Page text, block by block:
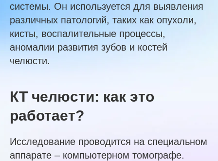
системы. Он используется для выявления
различных патологий, таких как опухоли,
кисты, воспалительные процессы,
аномалии развития зубов и костей
челюсти.
КТ челюсти: как это
работает?
Исследование проводится на специальном
аппарате – компьютерном томографе.